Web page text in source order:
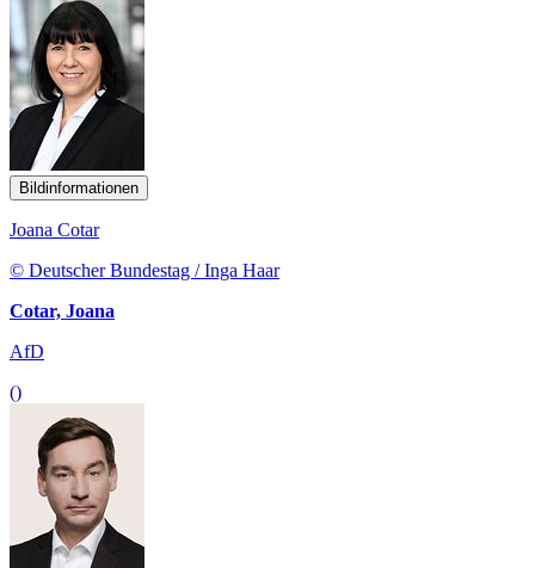
Bildinformationen
Joana Cotar
© Deutscher Bundestag / Inga Haar
Cotar, Joana
AfD
()